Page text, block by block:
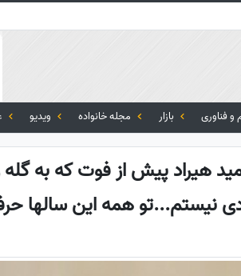
و فناوری بازار مجله خانواده ویدیو
هیراد پیش از فوت که به گله
نیستم...تو همه این سالها